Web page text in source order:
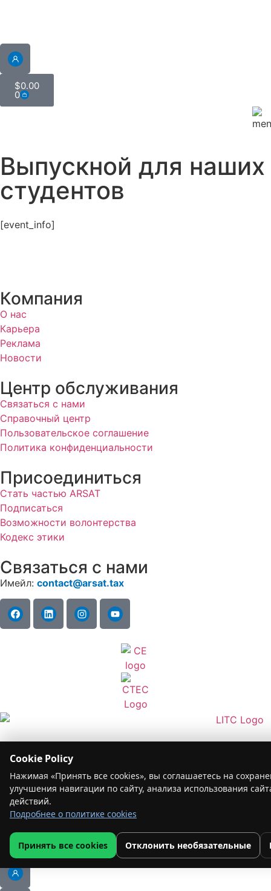
$0.00
0
Выпускной для наших
студентов
[event_info]
Компания
О нас
Карьера
Реклама
Новости
Центр обслуживания
Связаться с нами
Справочный центр
Пользовательское соглашение
Политика конфиденциальности
Присоединиться
Стать частью ARSAT
Подписаться
Возможности волонтерства
Кодекс этики
Связаться с нами
Имейл: contact@arsat.tax
Cookie Policy
Нажимая «Принять все cookies», вы соглашаетесь на
улучшения навигации по сайту, анализа использования
действий.
Подробнее о политике cookies
Принять все cookies Отклонить необязательные
@2026 ARSAT. Все права защищены.
Оставить отзыв